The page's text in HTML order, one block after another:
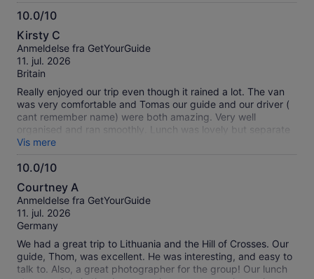
10.0/10
10.0
ud
af
10
Kirsty C
Anmeldelse fra GetYourGuide
11. jul. 2026
Britain
Really enjoyed our trip even though it rained a lot. The van
was very comfortable and Tomas our guide and our driver (
cant remember name) were both amazing. Very well
organised and ran smoothly. Lunch was lovely but separate
cost. Tomas was a knowledgeable and friendly guide .
Thank you for a fab day
Vis mere
10.0/10
10.0
ud
af
10
Courtney A
Anmeldelse fra GetYourGuide
11. jul. 2026
Germany
We had a great trip to Lithuania and the Hill of Crosses. Our
guide, Thom, was excellent. He was interesting, and easy to
talk to. Also, a great photographer for the group! Our lunch